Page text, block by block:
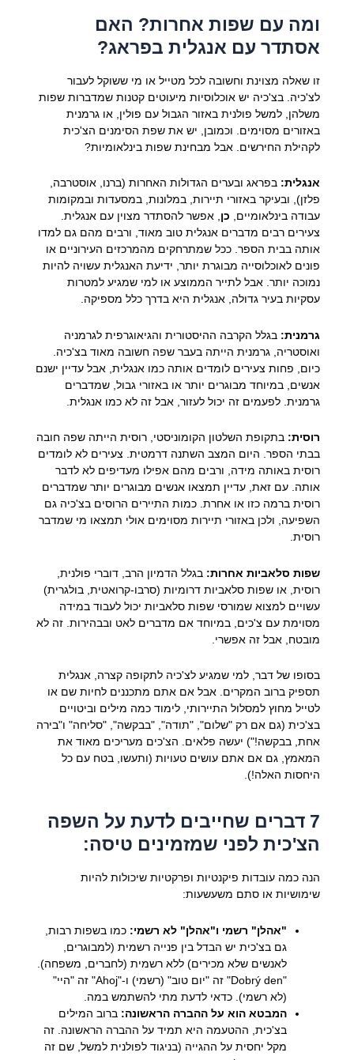
ומה עם שפות אחרות? האם
אסתדר עם אנגלית בפראג?
זו שאלה מצוינת וחשובה לכל מטייל או מי ששוקל לעבור
לצ'כיה. בצ'כיה יש אוכלוסיות מיעוטים קטנות שמדברות שפות
משלהן, למשל פולנית באזור הגבול עם פולין, או גרמנית
באזורים מסוימים. וכמובן, יש את שפת הסימנים הצ'כית
לקהילת החירשים. אבל מבחינת שפות בינלאומיות?
אנגלית: בפראג ובערים הגדולות האחרות (ברנו, אוסטרבה,
פלזן), ובעיקר באזורי תיירות, במלונות, במסעדות ובמקומות
עבודה בינלאומיים, כן , אפשר להסתדר מצוין עם אנגלית.
צעירים רבים מדברים אנגלית טוב מאוד, ורבים מהם גם למדו
אותה בבית הספר. ככל שמתרחקים מהמרכזים העירוניים או
פונים לאוכלוסייה מבוגרת יותר, ידיעת האנגלית עשויה להיות
נמוכה יותר. אבל לתייר הממוצע או למי שמגיע למטרות
עסקיות בעיר גדולה, אנגלית היא בדרך כלל מספיקה.
גרמנית: בגלל הקרבה ההיסטורית והגיאוגרפית לגרמניה
ואוסטריה, גרמנית הייתה בעבר שפה חשובה מאוד בצ'כיה.
כיום, פחות צעירים לומדים אותה כמו אנגלית, אבל עדיין ישנם
אנשים, במיוחד מבוגרים יותר או באזורי גבול, שמדברים
גרמנית. לפעמים זה יכול לעזור, אבל זה לא כמו אנגלית.
רוסית: בתקופת השלטון הקומוניסטי, רוסית הייתה שפה חובה
בבתי הספר. היום המצב השתנה דרמטית. צעירים לא לומדים
רוסית באותה מידה, ורבים מהם אפילו מעדיפים לא לדבר
אותה. עם זאת, עדיין תמצאו אנשים מבוגרים יותר שמדברים
רוסית ברמה כזו או אחרת. כמות התיירים הרוסים בצ'כיה גם
השפיעה, ולכן באזורי תיירות מסוימים אולי תמצאו מי שמדבר
רוסית.
שפות סלאביות אחרות: בגלל הדמיון הרב, דוברי פולנית,
רוסית, או שפות סלאביות דרומיות (סרבו-קרואטית, בולגרית)
עשויים למצוא שמורסי שפות סלאביות יכול לעבוד במידה
מסוימת עם צ'כים, במיוחד אם מדברים לאט ובבהירות. זה לא
מובטח, אבל זה אפשרי.
בסופו של דבר, למי שמגיע לצ'כיה לתקופה קצרה, אנגלית
תספיק ברוב המקרים. אבל אם אתם מתכננים לחיות שם או
לטייל מחוץ למסלול התיירותי, לימוד כמה מילים וביטויים
בצ'כית (גם אם רק "שלום", "תודה", "בבקשה", "סליחה" ו"בירה
אחת, בבקשה!") יעשה פלאים. הצ'כים מעריכים מאוד את
המאמץ, גם אם אתם עושים טעויות (ותעשו, בטח עם כל
היחסות האלה!).
7 דברים שחייבים לדעת על השפה
הצ'כית לפני שמזמינים טיסה:
הנה כמה עובדות פיקנטיות ופרקטיות שיכולות להיות
שימושיות או סתם משעשעות:
"אהלן" רשמי ו"אהלן" לא רשמי: כמו בשפות רבות,
גם בצ'כית יש הבדל בין פנייה רשמית (למבוגרים,
לאנשים שלא מכירים) ללא רשמית (לחברים, משפחה).
"Dobrý den" זה "יום טוב" (רשמי) ו-"Ahoj" זה "היי"
(לא רשמי). כדאי לדעת מתי להשתמש במה.
המבטא הוא על ההברה הראשונה: ברוב המילים
בצ'כית, ההטעמה היא תמיד על ההברה הראשונה. זה
מקל יחסית על ההגייה (בניגוד לפולנית למשל, שם זה